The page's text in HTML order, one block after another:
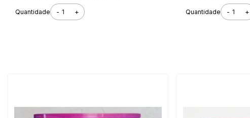
Quantidade - + Quantidade - +